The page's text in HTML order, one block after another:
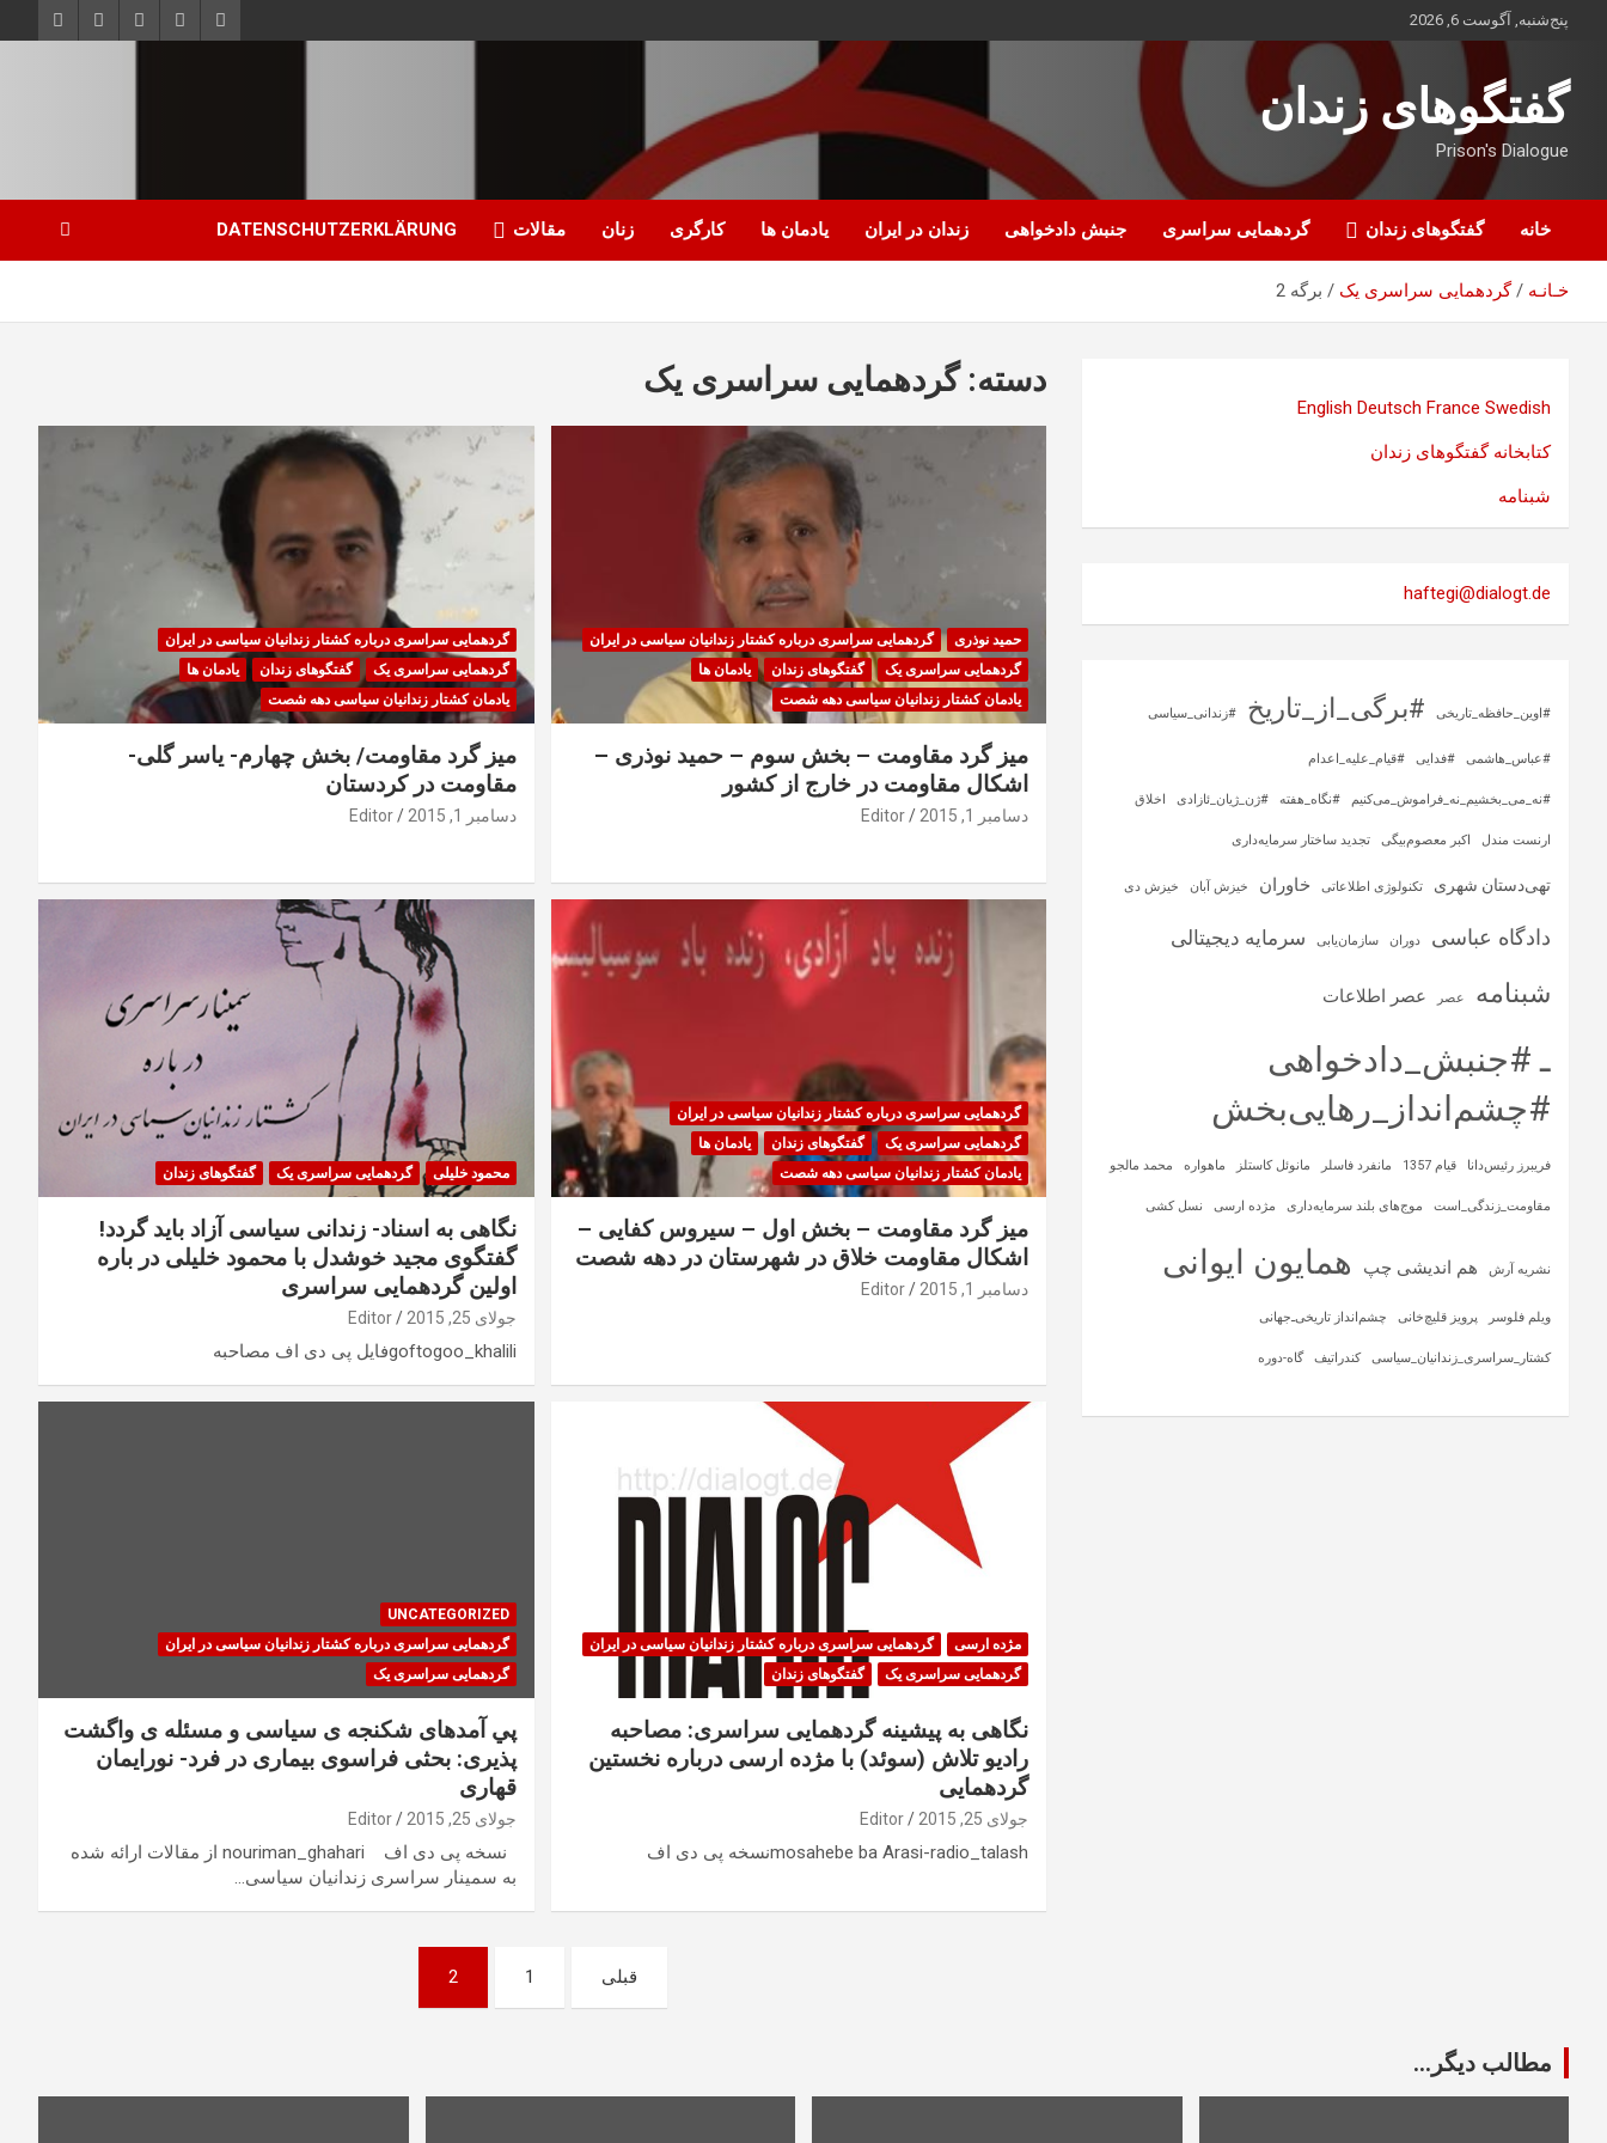
محتوا
پنج‌شنبه, آگوست 6, 2026
گفتگوهای زندان
Prison's Dialogue
خانه گفتگوهای زندان گردهمایی سراسری جنبش دادخواهی زندان در ایران یادمان ها کارگری زنان مقالات DATENSCHUTZERKLÄRUNG
خـانـه گردهمایی سراسری یک برگه 2
دسته:گردهمایی سراسری یک
حمید نوذری
گردهمایی سراسری درباره کشتار زندانیان سیاسی در ایران
گردهمایی سراسری یک
گفتگوهای زندان
یادمان ها
یادمان کشتار زندانیان سیاسی دهه شصت
میز گرد مقاومت – بخش سوم – حمید نوذری –
اشکال مقاومت در خارج از کشور
دسامبر 1, 2015 Editor
گردهمایی سراسری درباره کشتار زندانیان سیاسی در ایران
گردهمایی سراسری یک
گفتگوهای زندان
یادمان ها
یادمان کشتار زندانیان سیاسی دهه شصت
میز گرد مقاومت/ بخش چهارم- یاسر گلی-
مقاومت در کردستان
دسامبر 1, 2015 Editor
گردهمایی سراسری درباره کشتار زندانیان سیاسی در ایران
گردهمایی سراسری یک
گفتگوهای زندان
یادمان ها
یادمان کشتار زندانیان سیاسی دهه شصت
میز گرد مقاومت – بخش اول – سیروس کفایی –
اشکال مقاومت خلاق در شهرستان در دهه شصت
دسامبر 1, 2015 Editor
محمود خلیلی گردهمایی سراسری یک گفتگوهای زندان
نگاهی به اسناد- زندانی سیاسی آزاد باید گردد!
گفتگوی مجید خوشدل با محمود خلیلی در باره
اولین گردهمایی سراسری
جولای 25, 2015 Editor
goftogoo_khaliliفایل پی دی اف مصاحبه
مژده ارسی
گردهمایی سراسری درباره کشتار زندانیان سیاسی در ایران
گردهمایی سراسری یک
گفتگوهای زندان
نگاهی به پیشینه گردهمایی سراسری: مصاحبه
راديو تلاش (سوئد) با مژده ارسی درباره نخستین
گردهمایی
جولای 25, 2015 Editor
mosahebe ba Arasi-radio_talashنسخه پی دی اف
UNCATEGORIZED
گردهمایی سراسری درباره کشتار زندانیان سیاسی در ایران
گردهمایی سراسری یک
پي آمدهای شكنجه ی سياسی و مسئله ی واگشت
پذيری: بحثی فراسوی بيماری در فرد- نورايمان
قهاری
جولای 25, 2015 Editor
نسخه پی دی اف nouriman_ghahari از مقالات ارائه شده
به سمينار سراسری زندانيان سياسی…
قبلی 1
2
English Deutsch France Swedish
کتابخانه گفتگوهای زندان
شبنامه
haftegi@dialogt.de
#اوین_حافظه_تاریخی #برگی_از_تاریخ #زندانی_سیاسی
#عباس_هاشمی #فدایی #قیام_علیه_اعدام
#نه_می_بخشیم_نه_فراموش_می‌کنیم #نگاه_هفته #ژن_ژیان_ئازادی اخلاق
ارنست مندل اکبر معصوم‌بیگی تجدید ساختار سرمایه‌داری
تهی‌دستان شهری تکنولوژی اطلاعاتی خاوران خیزش آبان خیزش دی
دادگاه عباسی دوران سازمان‌یابی سرمایه‌ دیجیتالی
شبنامه عصر عصر اطلاعات
ـ #جنبش_دادخواهی
#چشم‌انداز_رهایی‌بخش
فریبرز رئیس‌دانا قیام 1357 مانفرد فاسلر مانوئل کاستلز ماهواره‌ محمد مالجو
مقاومت_زندگی_است موج‌های بلند سرمایه‌داری مژده ارسی نسل کشی
نشریه آرش هم اندیشی چپ همایون ایوانی
ویلم فلوسر پرویز قلیچ‌خانی چشم‌انداز تاریخی‌ـ‌جهانی
کشتار_سراسری_زندانیان_سیاسی کندراتیف گاه-دوره
مطالب دیگر...